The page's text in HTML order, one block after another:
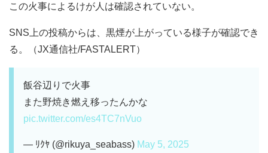
この火事によるけが人は確認されていない。
SNS上の投稿からは、黒煙が上がっている様子が確認でき
る。（JX通信社/FASTALERT）
飯谷辺りで火事
また野焼き燃え移ったんかな
pic.twitter.com/es4TC7nVuo
— ﾘｸﾔ (@rikuya_seabass) May 5, 2025